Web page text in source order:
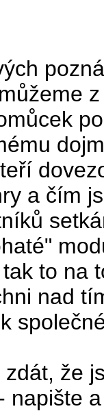
a čím
to na
nad
že
napište